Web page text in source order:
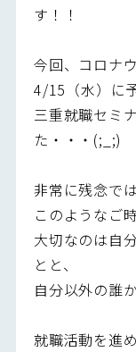
す！！
今回、コロナ
4/15（水）に
三重就職セミ
た・・・(;_;)
非常に残念で
このようなご
大切なのは自
とと、
自分以外の誰
就職活動を進